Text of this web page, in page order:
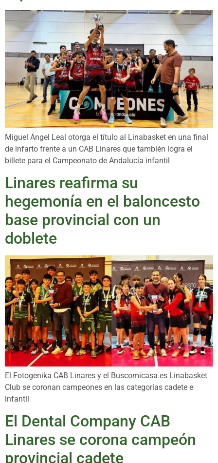
Miguel Ángel Leal otorga el título al Linabasket en una final
de infarto frente a un CAB Linares que también logra el
billete para el Campeonato de Andalucía infantil
Linares reafirma su
hegemonía en el baloncesto
base provincial con un
doblete
El Fotogenika CAB Linares y el Buscomicasa.es Linabasket
Club se coronan campeones en las categorías cadete e
infantil
El Dental Company CAB
Linares se corona campeón
provincial cadete